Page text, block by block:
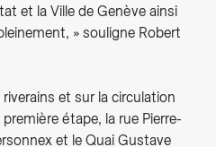
et la Ville de Genève ainsi
» souligne Robert
et sur la circulation
étape, la rue Pierre-
et le Quai Gustave